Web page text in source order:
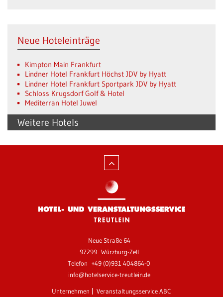
Weitere Hotels
Neue Hoteleinträge
Kimpton Main Frankfurt
Lindner Hotel Frankfurt Höchst JDV by Hyatt
Lindner Hotel Frankfurt Sportpark JDV by Hyatt
Schloss Krugsdorf Golf & Hotel
Mediterran Hotel Juwel
Neue Straße 64
97299 Würzburg-Zell
Telefon +49 (0)931 404864-0
info@hotelservice-treutlein.de
Unternehmen Veranstaltungsservice ABC